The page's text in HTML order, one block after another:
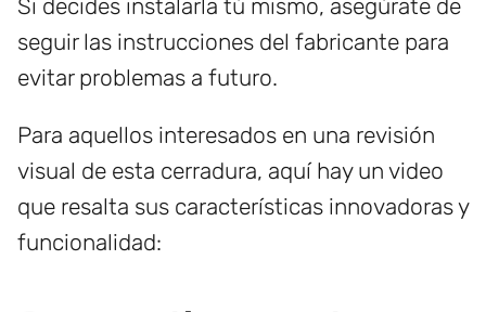
Si decides instalarla tú mismo, asegúrate de
seguir las instrucciones del fabricante para
evitar problemas a futuro.
Para aquellos interesados en una revisión
visual de esta cerradura, aquí hay un video
que resalta sus características innovadoras y
funcionalidad: